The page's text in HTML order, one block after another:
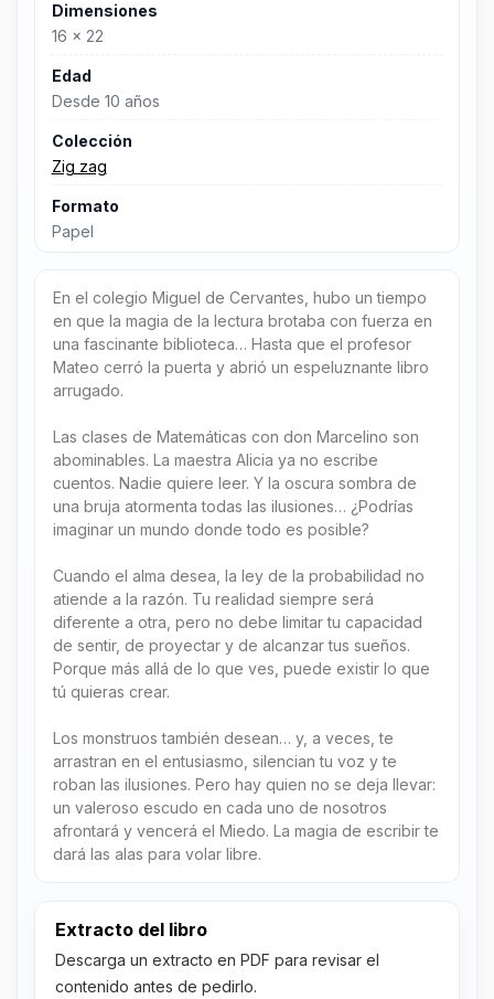
Dimensiones
16 x 22
Edad
Desde 10 años
Colección
Zig zag
Formato
Papel
En el colegio Miguel de Cervantes, hubo un tiempo
en que la magia de la lectura brotaba con fuerza en
una fascinante biblioteca… Hasta que el profesor
Mateo cerró la puerta y abrió un espeluznante libro
arrugado.
Las clases de Matemáticas con don Marcelino son
abominables. La maestra Alicia ya no escribe
cuentos. Nadie quiere leer. Y la oscura sombra de
una bruja atormenta todas las ilusiones… ¿Podrías
imaginar un mundo donde todo es posible?
Cuando el alma desea, la ley de la probabilidad no
atiende a la razón. Tu realidad siempre será
diferente a otra, pero no debe limitar tu capacidad
de sentir, de proyectar y de alcanzar tus sueños.
Porque más allá de lo que ves, puede existir lo que
tú quieras crear.
Los monstruos también desean… y, a veces, te
arrastran en el entusiasmo, silencian tu voz y te
roban las ilusiones. Pero hay quien no se deja llevar:
un valeroso escudo en cada uno de nosotros
afrontará y vencerá el Miedo. La magia de escribir te
dará las alas para volar libre.
Extracto del libro
Descarga un extracto en PDF para revisar el
contenido antes de pedirlo.